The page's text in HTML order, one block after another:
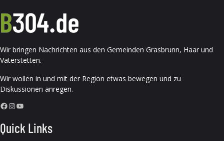
Wir bringen Nachrichten aus den Gemeinden Grasbrunn, Haar und
Vaterstetten.
Wir wollen in und mit der Region etwas bewegen und zu
Diskussionen anregen.
Facebook InstagramYouTube
Quick Links